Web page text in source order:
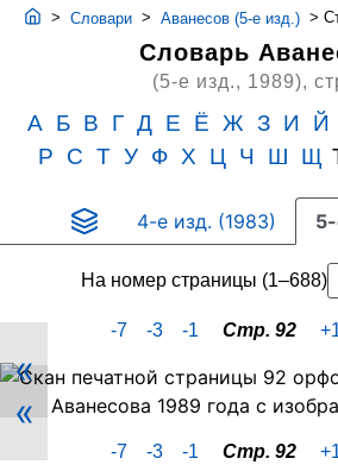
> Словари > Аванесов (5-е изд.) >
Словарь
(5-е изд., 1989),
А Б В Г Д Е Ё Ж З И Й
Р
С Т У Ф Х Ц Ч Ш Щ
4-е изд. (1983)
На номер страницы (1–688)
-7 -3 -1 Стр. 92
Скан
PDF-
страницы
92
«
«
-7 -3 -1 Стр. 92